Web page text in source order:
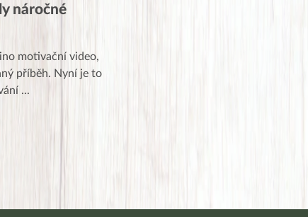
náročné
motivační video,
příběh. Nyní je to
...